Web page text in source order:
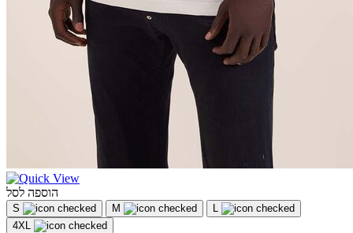
הוספה לסל
S M
L
4XL